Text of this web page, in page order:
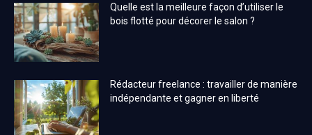
Quelle est la meilleure façon d’utiliser le
bois flotté pour décorer le salon ?
Rédacteur freelance : travailler de manière
indépendante et gagner en liberté